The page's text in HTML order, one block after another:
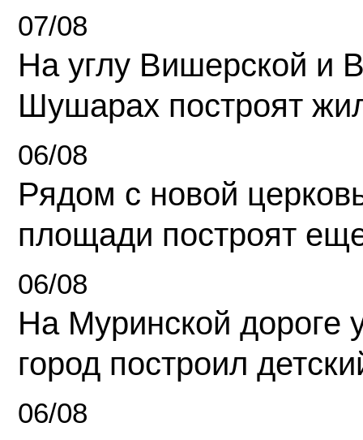
07/08
На углу Вишерской и
Шушарах построят
06/08
Рядом с новой
площади построят
06/08
На Муринской дороге
город построил
06/08